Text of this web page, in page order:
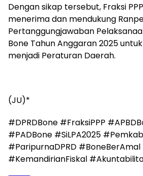
Dengan sikap tersebut, Fraksi
menerima dan mendukung
Pertanggungjawaban
Bone Tahun Anggaran 2025
menjadi Peraturan Daerah.
(JU)*
#DPRDBone #FraksiPPP
#PADBone #SiLPA2025
#ParipurnaDPRD
#KemandirianFiskal